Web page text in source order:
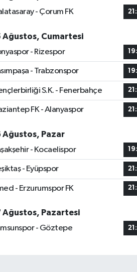
- Çorum FK
Ağustos, Cumartesi
- Rizespor
- Trabzonspor
S.K. - Fenerbahçe
FK - Alanyaspor
Ağustos, Pazar
- Kocaelispor
- Eyüpspor
- Erzurumspor FK
Ağustos, Pazartesi
- Göztepe